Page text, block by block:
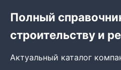
Полный
строительству и
Актуальный каталог